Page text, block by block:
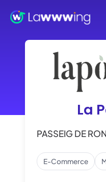
La
PASSEIG DE
E-Commerce